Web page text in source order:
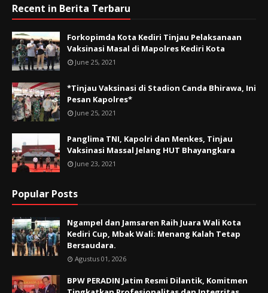
Recent in Berita Terbaru
Forkopimda Kota Kediri Tinjau Pelaksanaan
Vaksinasi Masal di Mapolres Kediri Kota
June 25, 2021
*Tinjau Vaksinasi di Stadion Canda Bhirawa, Ini
Pesan Kapolres*
June 25, 2021
Panglima TNI, Kapolri dan Menkes, Tinjau
Vaksinasi Massal Jelang HUT Bhayangkara
June 23, 2021
Popular Posts
Ngampel dan Jamsaren Raih Juara Wali Kota
Kediri Cup, Mbak Wali: Menang Kalah Tetap
Bersaudara.
Agustus 01, 2026
BPW PERADIN Jatim Resmi Dilantik, Komitmen